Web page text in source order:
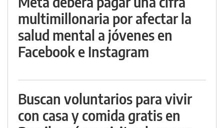
multimillonaria por afectar la
salud mental a jóvenes en
Facebook e Instagram
Buscan voluntarios para vivir
con casa y comida gratis en